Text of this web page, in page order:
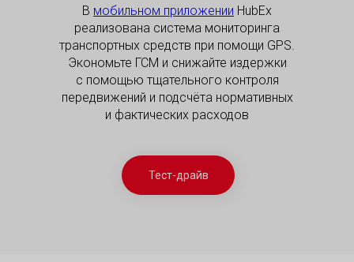
Тест-драйв
В мобильном приложении HubEx
реализована система мониторинга
транспортных средств при помощи GPS.
Экономьте ГСМ и снижайте издержки
с помощью тщательного контроля
передвижений и подсчёта нормативных
и фактических расходов